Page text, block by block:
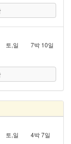
토,일 7박 10일
토,일 4박 7일